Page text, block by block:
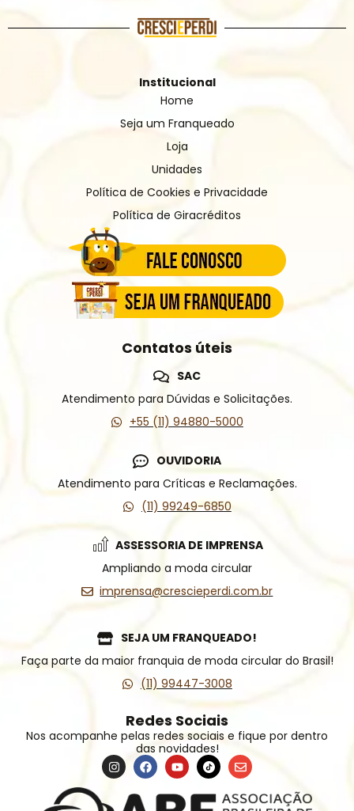
Institucional
Home
Seja um Franqueado
Loja
Unidades
Política de Cookies e Privacidade
Política de Giracréditos
Contatos úteis
SAC
Atendimento para Dúvidas e Solicitações.
+55 (11) 94880-5000
OUVIDORIA
Atendimento para Críticas e Reclamações.
(11) 99249-6850
ASSESSORIA DE IMPRENSA
Ampliando a moda circular
imprensa@crescieperdi.com.br
SEJA UM FRANQUEADO!
Faça parte da maior franquia de moda circular do Brasil!
(11) 99447-3008
Redes Sociais
Nos acompanhe pelas redes sociais e fique por dentro
das novidades!
I
n
s
F
a
c
Y
o
u
t
Í
c
o
n
E
n
v
e